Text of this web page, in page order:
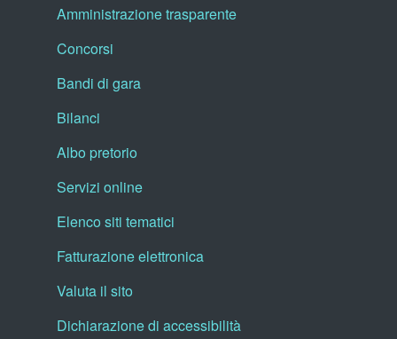
Amministrazione trasparente
Concorsi
Bandi di gara
Bilanci
Albo pretorio
Servizi online
Elenco siti tematici
Fatturazione elettronica
Valuta il sito
Dichiarazione di accessibilità